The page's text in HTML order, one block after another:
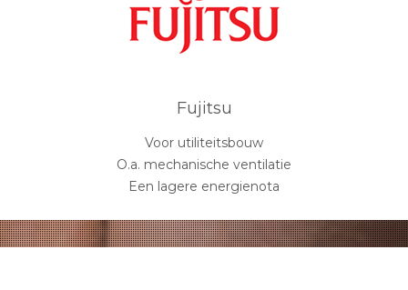
Fujitsu
Voor utiliteitsbouw
O.a. mechanische ventilatie
Een lagere energienota